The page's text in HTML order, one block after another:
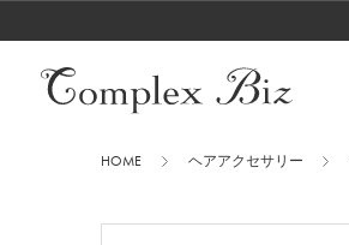
HOME ヘアアクセサリー